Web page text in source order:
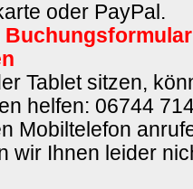
oder PayPal.
Tablet sitzen,
helfen: 06744
Mobiltelefon
wir Ihnen leider